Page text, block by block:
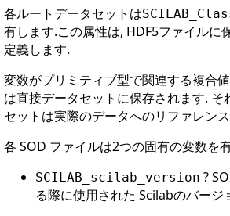
各ルートデータセットは
有します.この属性は, HDF5ファイルに
定義します.
変数がプリミティブ型で関連する複合
は直接データセットに保存されます. そ
セットは実際のデータへのリファレン
各 SOD ファイルは2つの固有の変数を
SCILAB_scilab_version ?
る際に使用された Scilabのバージ